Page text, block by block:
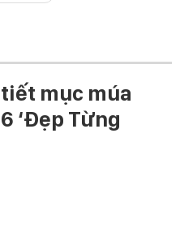
mục múa
‘Đẹp Từng